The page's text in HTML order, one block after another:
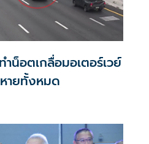
น็อตเกลื่อมอเตอร์เวย์
ายทั้งหมด